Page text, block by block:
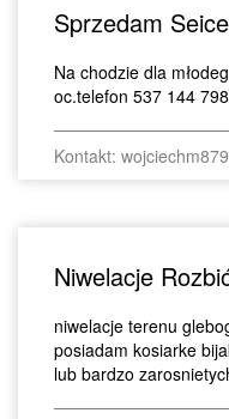
Sprzedam
Na chodzie dla
oc.telefon 537 144
Kontakt:
Niwelacje
niwelacje terenu
posiadam kosiarke
lub bardzo